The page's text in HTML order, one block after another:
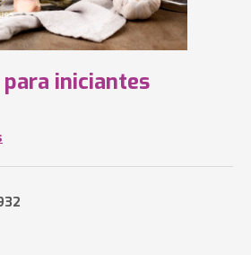
iniciantes